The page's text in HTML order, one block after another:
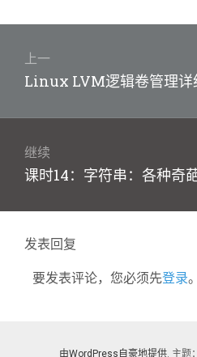
航
上一
上
文
章：
Linux LVM逻辑卷管理详
继续
下
文
章：
课时14：字符串：各种奇
发表回复
要发表评论，您必须先登录。
由WordPress自豪地提供. 主题